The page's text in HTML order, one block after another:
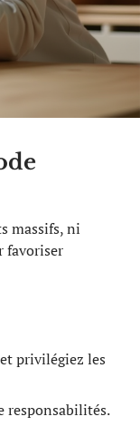
massifs, ni
favoriser
privilégiez les
responsabilités.